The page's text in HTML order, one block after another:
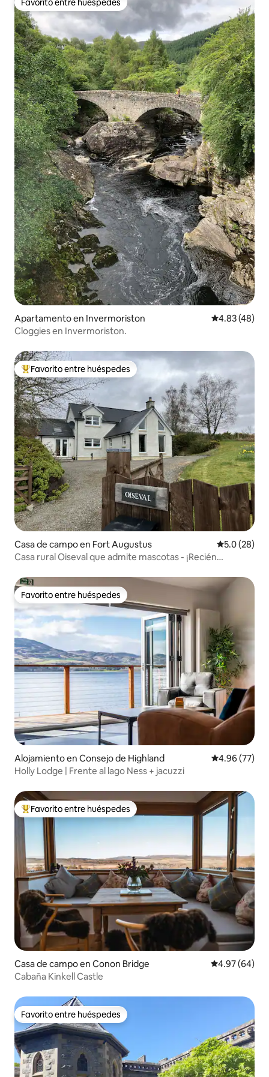
Favorito entre huéspedes
Favorito entre huéspedes
Apartamento en Invermoriston Calificación
4.83 (48)
Cloggies en Invermoriston.
Favorito entre huéspedes preferido
Favorito entre huéspedes
Casa de campo en Fort Augustus Calificación
5.0 (28)
Casa rural Oiseval que admite mascotas - ¡Recién
Favorito entre huéspedes
Favorito entre huéspedes
Alojamiento en Consejo de Highland Calificación
4.96 (77)
Holly Lodge | Frente al lago Ness + jacuzzi
Favorito entre huéspedes preferido
Favorito entre huéspedes
Casa de campo en Conon Bridge Calificación
4.97 (64)
Cabaña Kinkell Castle
Favorito entre huéspedes
Favorito entre huéspedes